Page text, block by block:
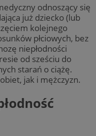
odnoszący się
już dziecko (lub
kolejnego
płciowych, bez
niepłodności
od sześciu do
starań o ciążę.
jak i mężczyzn.